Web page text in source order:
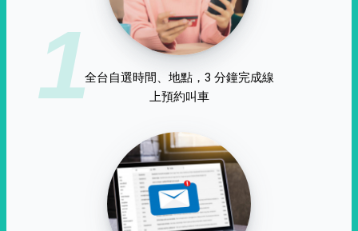
1全台自選時間、地點，3 分鐘完成線
上預約叫車